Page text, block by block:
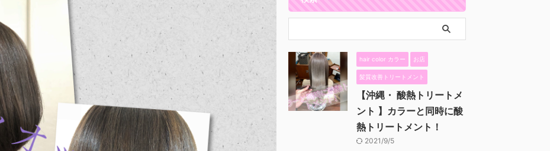
hair color カラー お店
髪質改善トリートメント
【沖縄・ 酸熱トリートメ
ント 】カラーと同時に酸
熱トリートメント！
2021/9/5